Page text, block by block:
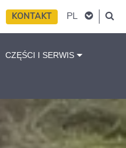
KONTAKT PL
CZĘŚCI I SERWIS